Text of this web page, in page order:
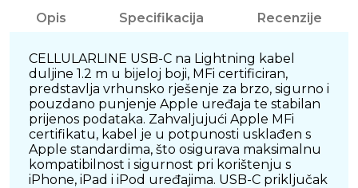
Opis Specifikacija Recenzije
CELLULARLINE USB-C na Lightning kabel
duljine 1.2 m u bijeloj boji, MFi certificiran,
predstavlja vrhunsko rješenje za brzo, sigurno i
pouzdano punjenje Apple uređaja te stabilan
prijenos podataka. Zahvaljujući Apple MFi
certifikatu, kabel je u potpunosti usklađen s
Apple standardima, što osigurava maksimalnu
kompatibilnost i sigurnost pri korištenju s
iPhone, iPad i iPod uređajima. USB-C priključak